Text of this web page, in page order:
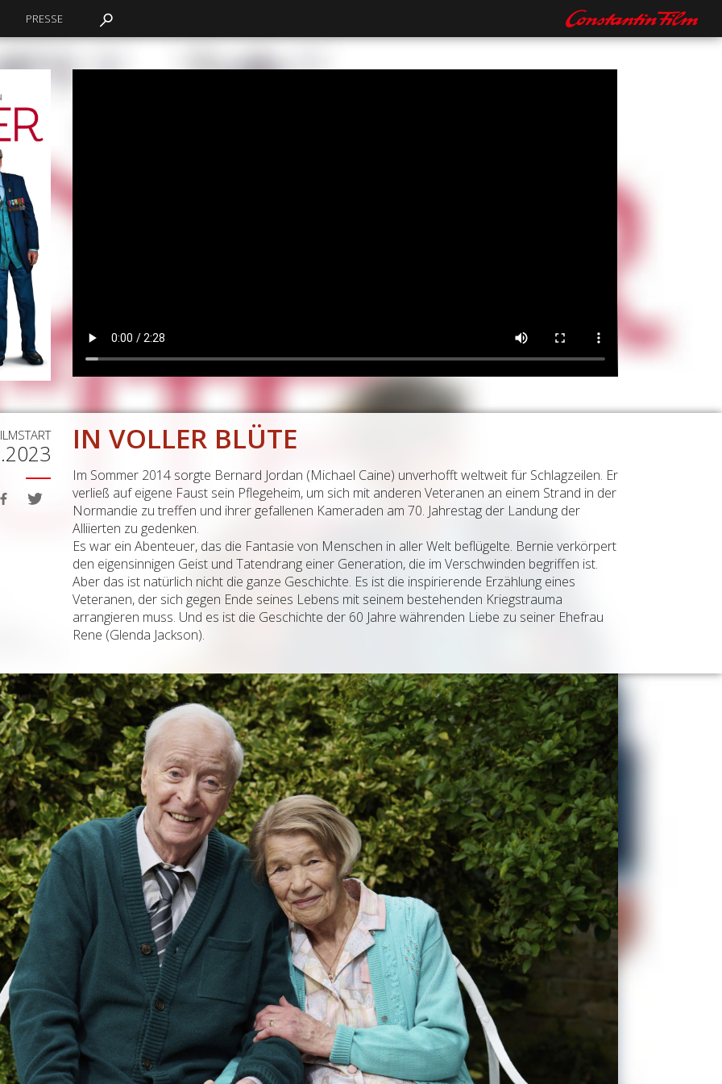
IN VOLLER BLÜTE
Im Sommer 2014 sorgte Bernard Jordan (Michael Caine) unverhofft weltweit für Schlagzeilen. Er
verließ auf eigene Faust sein Pflegeheim, um sich mit anderen Veteranen an einem Strand in der
Normandie zu treffen und ihrer gefallenen Kameraden am 70. Jahrestag der Landung der
Alliierten zu gedenken.
Es war ein Abenteuer, das die Fantasie von Menschen in aller Welt beflügelte. Bernie verkörpert
den eigensinnigen Geist und Tatendrang einer Generation, die im Verschwinden begriffen ist.
Aber das ist natürlich nicht die ganze Geschichte. Es ist die inspirierende Erzählung eines
Veteranen, der sich gegen Ende seines Lebens mit seinem bestehenden Kriegstrauma
arrangieren muss. Und es ist die Geschichte der 60 Jahre währenden Liebe zu seiner Ehefrau
Rene (Glenda Jackson).
PRESSE